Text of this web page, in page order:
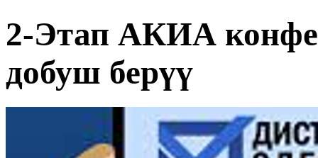
2-Этап АКИА
добуш берүү